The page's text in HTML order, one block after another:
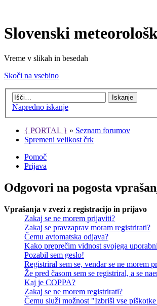
Slovenski
Vreme v slikah in besedah
Skoči na vsebino
Napredno iskanje
{ PORTAL } » Seznam forumov
Spremeni velikost črk
Pomoč
Prijava
Odgovori na pogosta
Vprašanja v zvezi z registracijo in prijavo
Zakaj se ne morem prijaviti?
Zakaj se pravzaprav moram registrirati?
Čemu avtomatska odjava?
Kako preprečim vidnost svojega
Pozabil sem geslo!
Registriral sem se, vendar se ne morem
Že pred časom sem se registriral, a se
Kaj je COPPA?
Zakaj se ne morem registrirati?
Čemu služi možnost "Izbriši vse